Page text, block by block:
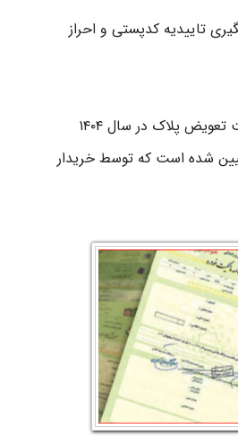
تاییدیه کدپستی و احراز
تعویض پلاک در سال ۱۴۰۴
شده است که توسط خریدار